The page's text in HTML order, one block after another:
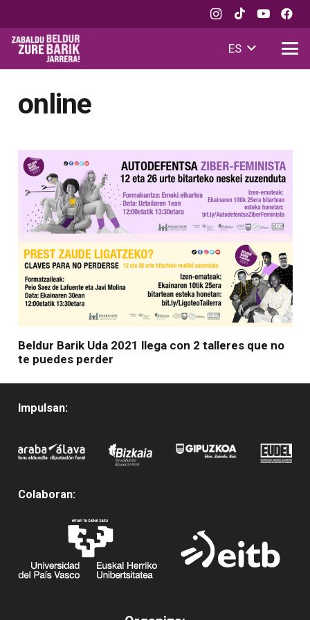
ES
online
Beldur Barik Uda 2021 llega con 2 talleres que no
te puedes perder
Impulsan:
Colaboran: